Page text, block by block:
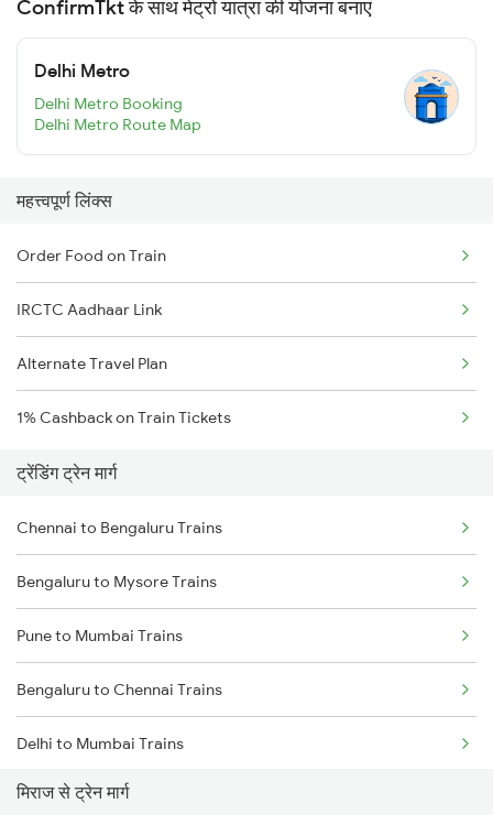
ConfirmTkt के साथ मेट्रो यात्रा की योजना बनाएं
Delhi Metro
Delhi Metro Booking
Delhi Metro Route Map
महत्त्वपूर्ण लिंक्स
Order Food on Train
IRCTC Aadhaar Link
Alternate Travel Plan
1% Cashback on Train Tickets
ट्रेंडिंग ट्रेन मार्ग
Chennai to Bengaluru Trains
Bengaluru to Mysore Trains
Pune to Mumbai Trains
Bengaluru to Chennai Trains
Delhi to Mumbai Trains
Mumbai to Pune Trains
मिराज से ट्रेन मार्ग